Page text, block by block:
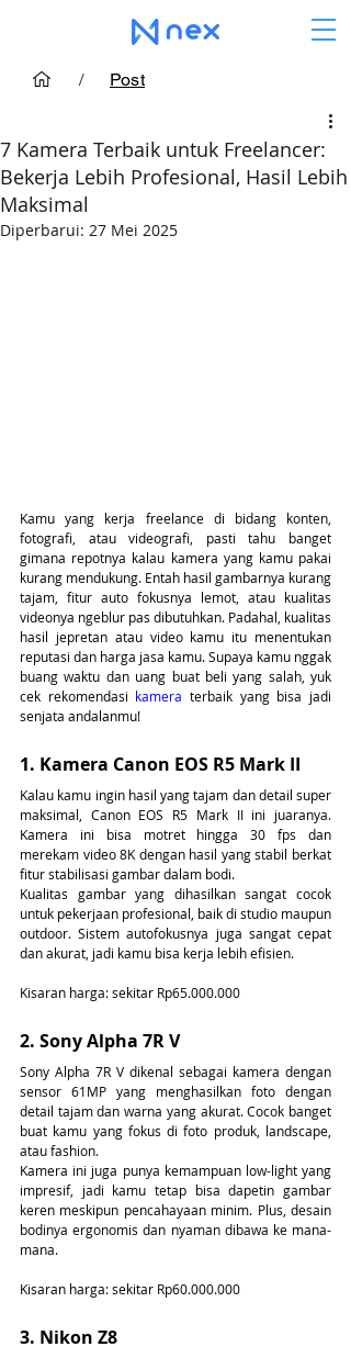
/ Post
7 Kamera Terbaik untuk Freelancer:
Bekerja Lebih Profesional, Hasil Lebih
Maksimal
Diperbarui: 27 Mei 2025
Kamu yang kerja freelance di bidang konten,
fotografi, atau videografi, pasti tahu banget
gimana repotnya kalau kamera yang kamu pakai
kurang mendukung. Entah hasil gambarnya kurang
tajam, fitur auto fokusnya lemot, atau kualitas
videonya ngeblur pas dibutuhkan. Padahal, kualitas
hasil jepretan atau video kamu itu menentukan
reputasi dan harga jasa kamu. Supaya kamu nggak
buang waktu dan uang buat beli yang salah, yuk
cek rekomendasi kamera terbaik yang bisa jadi
senjata andalanmu!
1. Kamera Canon EOS R5 Mark II
Kalau kamu ingin hasil yang tajam dan detail super
maksimal, Canon EOS R5 Mark II ini juaranya.
Kamera ini bisa motret hingga 30 fps dan
merekam video 8K dengan hasil yang stabil berkat
fitur stabilisasi gambar dalam bodi.
Kualitas gambar yang dihasilkan sangat cocok
untuk pekerjaan profesional, baik di studio maupun
outdoor. Sistem autofokusnya juga sangat cepat
dan akurat, jadi kamu bisa kerja lebih efisien.
Kisaran harga: sekitar Rp65.000.000
2. Sony Alpha 7R V
Sony Alpha 7R V dikenal sebagai kamera dengan
sensor 61MP yang menghasilkan foto dengan
detail tajam dan warna yang akurat. Cocok banget
buat kamu yang fokus di foto produk, landscape,
atau fashion.
Kamera ini juga punya kemampuan low-light yang
impresif, jadi kamu tetap bisa dapetin gambar
keren meskipun pencahayaan minim. Plus, desain
bodinya ergonomis dan nyaman dibawa ke mana-
mana.
Kisaran harga: sekitar Rp60.000.000
3. Nikon Z8